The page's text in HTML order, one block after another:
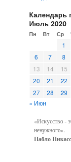
Календарь
Июль 2020
Пн Вт Ср
« Июн
1
6
7 8
13
14 15
20
21 22
27
28 29
«Искусство -
ненужного».
Пабло